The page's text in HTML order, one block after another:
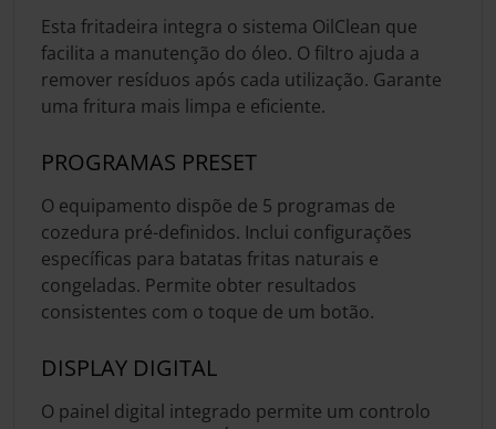
Esta fritadeira integra o sistema OilClean que
facilita a manutenção do óleo. O filtro ajuda a
remover resíduos após cada utilização. Garante
uma fritura mais limpa e eficiente.
PROGRAMAS PRESET
O equipamento dispõe de 5 programas de
cozedura pré-definidos. Inclui configurações
específicas para batatas fritas naturais e
congeladas. Permite obter resultados
consistentes com o toque de um botão.
DISPLAY DIGITAL
O painel digital integrado permite um controlo